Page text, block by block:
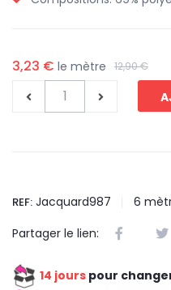
3,23 € le mètre 12,90 €
REF: Jacquard987 6
Partager le lien:
14 jours pour